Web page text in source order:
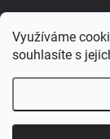
Využíváme
souhlasíte s
Copyright 2026